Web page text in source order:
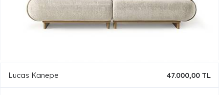
Lucas Kanepe 47.000,00 TL